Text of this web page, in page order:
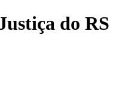
do RS